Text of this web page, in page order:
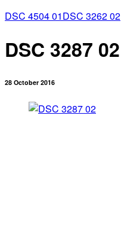
DSC 4504 01DSC 3262 02
DSC 3287 02
28 October 2016